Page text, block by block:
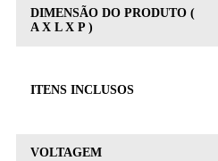
DIMENSÃO DO PRODUTO (
A X L X P )
ITENS INCLUSOS
VOLTAGEM